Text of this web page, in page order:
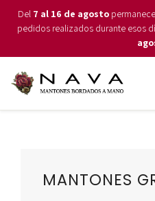
Del 7 al 16 de agosto
pedidos realizados durante esos
MANTONES